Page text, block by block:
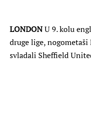
LONDONU 9. kolu
druge lige,
svladali Sheffield